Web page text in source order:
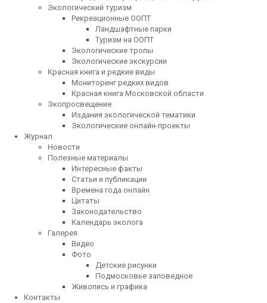
Экологический туризм
Рекреационные ООПТ
Ландшафтные парки
Туризм на ООПТ
Экологические тропы
Экологические экскурсии
Красная книга и редкие виды
Мониторинг редких видов
Красная книга Московской области
Экопросвещение
Издания экологической тематики
Экологические онлайн-проекты
Журнал
Новости
Полезные материалы
Интересные факты
Статьи и публикации
Времена года онлайн
Цитаты
Законодательство
Календарь эколога
Галерея
Видео
Фото
Детские рисунки
Подмосковье заповедное
Живопись и графика
Контакты